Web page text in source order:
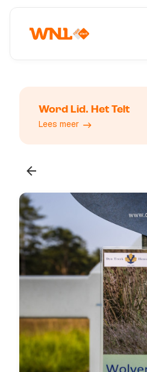
Word Lid. Het Telt
Lees meer